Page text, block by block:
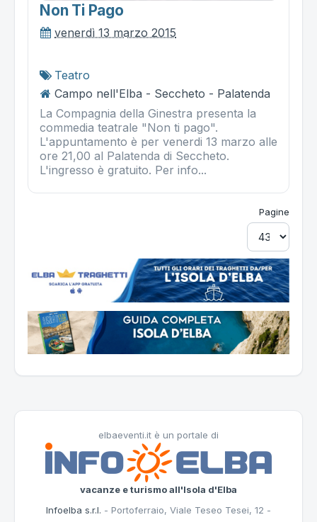
Non Ti Pago
venerdì 13 marzo 2015
Teatro
Campo nell'Elba - Seccheto - Palatenda
La Compagnia della Ginestra presenta la
commedia teatrale "Non ti pago".
L'appuntamento è per venerdi 13 marzo alle
ore 21,00 al Palatenda di Seccheto.
L'ingresso è gratuito. Per info...
Pagine
elbaeventi.it è un portale di
vacanze e turismo all'Isola d'Elba
Infoelba s.r.l. - Portoferraio, Viale Teseo Tesei, 12 -